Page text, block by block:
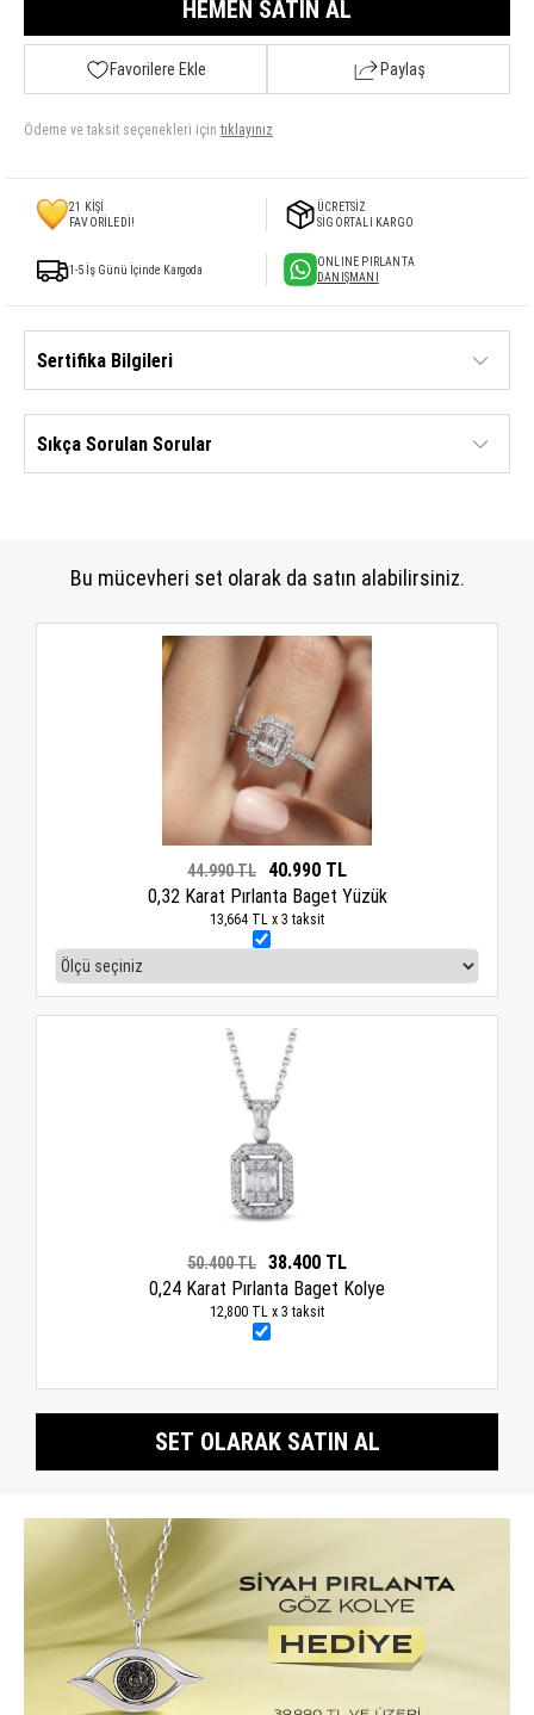
HEMEN SATIN AL
Favorilere Ekle Paylaş
Ödeme ve taksit seçenekleri için tıklayınız
21
KİŞİ
FAVORİLEDİ!
ÜCRETSİZ
SİGORTALI KARGO
1-5 İş Günü İçinde Kargoda
ONLINE PIRLANTA
DANIŞMANI
Sertifika Bilgileri
Sıkça Sorulan Sorular
Bu mücevheri set olarak da satın alabilirsiniz.
44.990 TL
40.990 TL
0,32 Karat Pırlanta Baget Yüzük
13,664 TL x 3 taksit
50.400 TL
38.400 TL
0,24 Karat Pırlanta Baget Kolye
12,800 TL x 3 taksit
SET OLARAK SATIN AL